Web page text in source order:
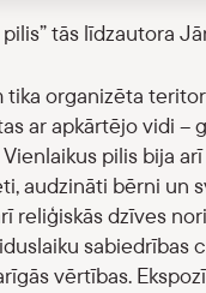
tās līdzautora
organizēta
ar apkārtējo vidi –
pilis bija arī
audzināti bērni un
reliģiskās dzīves
sabiedrības
vērtības.